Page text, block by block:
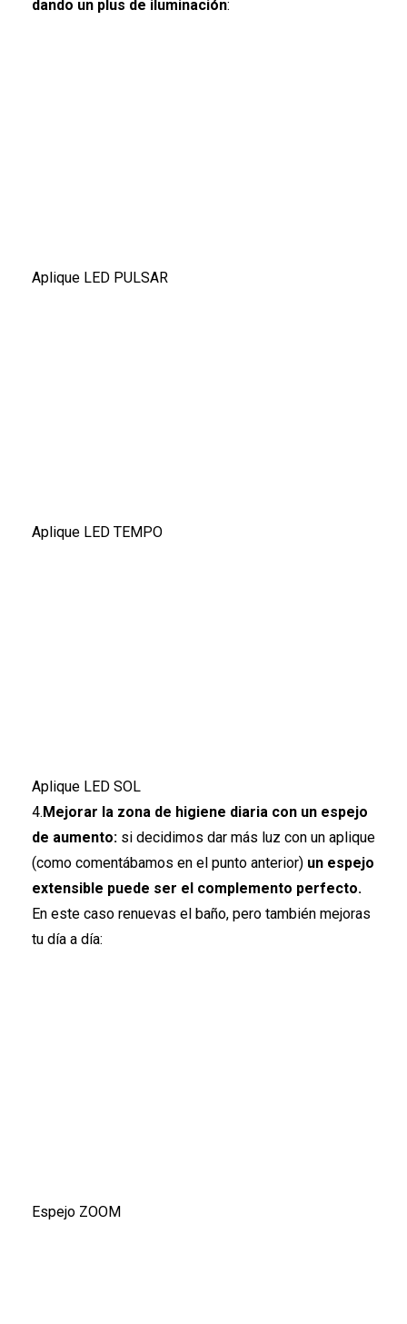
dando un plus de iluminación:
Aplique LED PULSAR
Aplique LED TEMPO
Aplique LED SOL
4.Mejorar la zona de higiene diaria con un espejo
de aumento: si decidimos dar más luz con un aplique
(como comentábamos en el punto anterior) un espejo
extensible puede ser el complemento perfecto.
En este caso renuevas el baño, pero también mejoras
tu día a día:
Espejo ZOOM